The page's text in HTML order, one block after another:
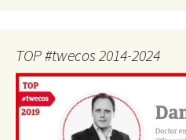
TOP #twecos 2014-2024